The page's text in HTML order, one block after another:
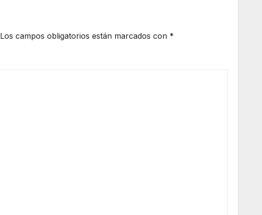
Los campos obligatorios están marcados con *